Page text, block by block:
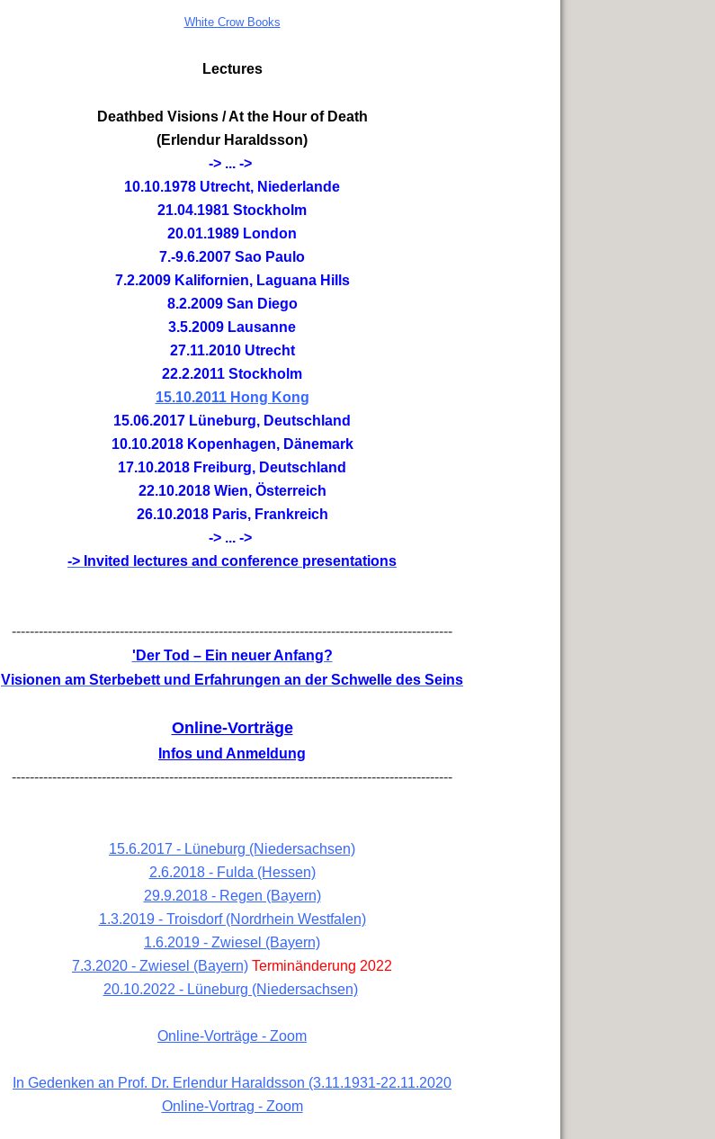
White Crow Books
Lectures
Deathbed Visions / At the Hour of Death
(Erlendur Haraldsson)
-> ... ->
10.10.1978 Utrecht, Niederlande
21.04.1981 Stockholm
20.01.1989 London
7.-9.6.2007 Sao Paulo
7.2.2009 Kalifornien, Laguana Hills
8.2.2009 San Diego
3.5.2009 Lausanne
27.11.2010 Utrecht
22.2.2011 Stockholm
15.10.2011 Hong Kong
15.06.2017 Lüneburg, Deutschland
10.10.2018 Kopenhagen, Dänemark
17.10.2018 Freiburg, Deutschland
22.10.2018 Wien, Österreich
26.10.2018 Paris, Frankreich
-> ... ->
-> Invited lectures and conference presentations
--------------------------------------------------------------------------------------------------
'Der Tod – Ein neuer Anfang?
Visionen am Sterbebett und Erfahrungen an der Schwelle des Seins
Online-Vorträge
Infos und Anmeldung
--------------------------------------------------------------------------------------------------
15.6.2017 - Lüneburg (Niedersachsen)
2.6.2018 - Fulda (Hessen)
29.9.2018 - Regen (Bayern)
1.3.2019 - Troisdorf (Nordrhein Westfalen)
1.6.2019 - Zwiesel (Bayern)
7.3.2020 - Zwiesel (Bayern) Terminänderung 2022
20.10.2022 - Lüneburg (Niedersachsen)
Online-Vorträge - Zoom
In Gedenken an Prof. Dr. Erlendur Haraldsson (3.11.1931-22.11.2020
Online-Vortrag - Zoom